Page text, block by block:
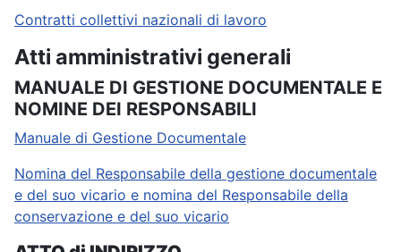
Contratti collettivi nazionali di lavoro
Atti amministrativi generali
MANUALE DI GESTIONE DOCUMENTALE E
NOMINE DEI RESPONSABILI
Manuale di Gestione Documentale
Nomina del Responsabile della gestione documentale
e del suo vicario e nomina del Responsabile della
conservazione e del suo vicario